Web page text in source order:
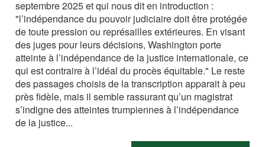
septembre 2025 et qui nous dit en introduction :
"l’indépendance du pouvoir judiciaire doit être protégée
de toute pression ou représailles extérieures. En visant
des juges pour leurs décisions, Washington porte
atteinte à l’indépendance de la justice internationale, ce
qui est contraire à l’idéal du procès équitable." Le reste
des passages choisis de la transcription apparait à peu
près fidèle, mais il semble rassurant qu’un magistrat
s’indigne des atteintes trumpiennes à l’indépendance
de la justice...